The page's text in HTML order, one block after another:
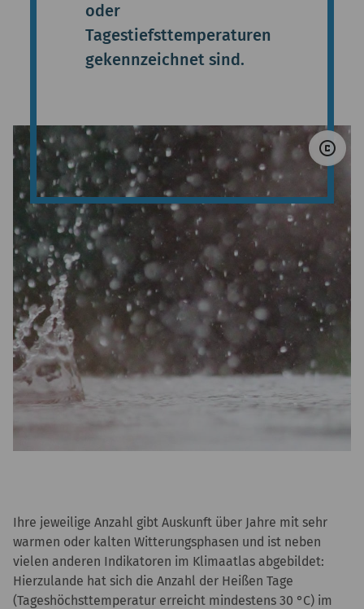
oder
Tagestiefsttemperaturen
gekennzeichnet sind.
copyright ©
Ihre jeweilige Anzahl gibt Auskunft über Jahre mit sehr
warmen oder kalten Witterungsphasen und ist neben
vielen anderen Indikatoren im Klimaatlas abgebildet:
Hierzulande hat sich die Anzahl der Heißen Tage
(Tageshöchsttemperatur erreicht mindestens 30 °C) im